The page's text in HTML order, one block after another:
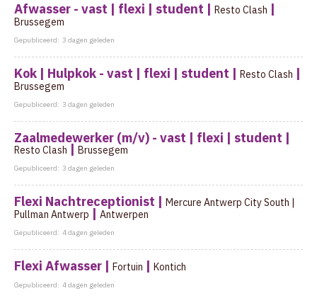
Afwasser - vast | flexi | student | Resto Clash |
Brussegem
Gepubliceerd: 3 dagen geleden
Kok | Hulpkok - vast | flexi | student | Resto Clash |
Brussegem
Gepubliceerd: 3 dagen geleden
Zaalmedewerker (m/v) - vast | flexi | student |
Resto Clash | Brussegem
Gepubliceerd: 3 dagen geleden
Flexi Nachtreceptionist | Mercure Antwerp City South |
Pullman Antwerp | Antwerpen
Gepubliceerd: 4 dagen geleden
Flexi Afwasser | Fortuin | Kontich
Gepubliceerd: 4 dagen geleden